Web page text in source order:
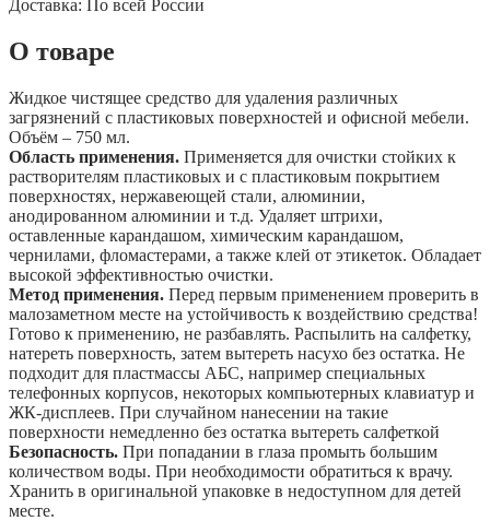
Доставка: По всей России
О товаре
Жидкое чистящее средство для удаления различных
загрязнений с пластиковых поверхностей и офисной мебели.
Объём – 750 мл.
Область применения. Применяется для очистки стойких к
растворителям пластиковых и с пластиковым покрытием
поверхностях, нержавеющей стали, алюминии,
анодированном алюминии и т.д. Удаляет штрихи,
оставленные карандашом, химическим карандашом,
чернилами, фломастерами, а также клей от этикеток. Обладает
высокой эффективностью очистки.
Метод применения. Перед первым применением проверить в
малозаметном месте на устойчивость к воздействию средства!
Готово к применению, не разбавлять. Распылить на салфетку,
натереть поверхность, затем вытереть насухо без остатка. Не
подходит для пластмассы АБС, например специальных
телефонных корпусов, некоторых компьютерных клавиатур и
ЖК-дисплеев. При случайном нанесении на такие
поверхности немедленно без остатка вытереть салфеткой
Безопасность. При попадании в глаза промыть большим
количеством воды. При необходимости обратиться к врачу.
Хранить в оригинальной упаковке в недоступном для детей
месте.